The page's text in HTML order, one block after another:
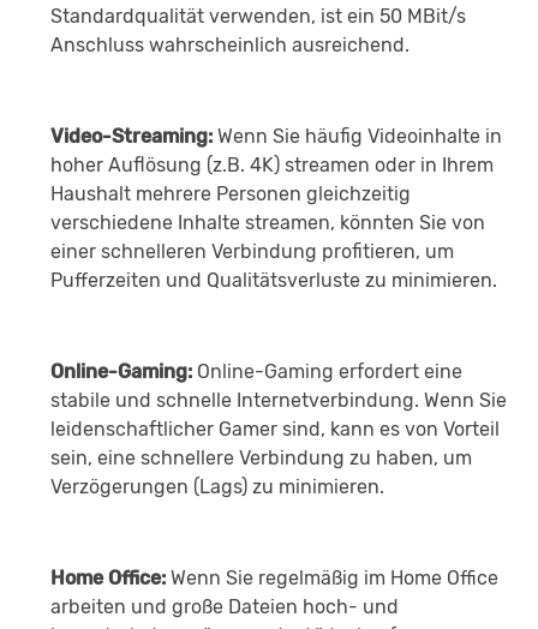
Standardqualität verwenden, ist ein 50 MBit/s
Anschluss wahrscheinlich ausreichend.
Video-Streaming: Wenn Sie häufig Videoinhalte in
hoher Auflösung (z.B. 4K) streamen oder in Ihrem
Haushalt mehrere Personen gleichzeitig
verschiedene Inhalte streamen, könnten Sie von
einer schnelleren Verbindung profitieren, um
Pufferzeiten und Qualitätsverluste zu minimieren.
Online-Gaming: Online-Gaming erfordert eine
stabile und schnelle Internetverbindung. Wenn Sie
leidenschaftlicher Gamer sind, kann es von Vorteil
sein, eine schnellere Verbindung zu haben, um
Verzögerungen (Lags) zu minimieren.
Home Office: Wenn Sie regelmäßig im Home Office
arbeiten und große Dateien hoch- und